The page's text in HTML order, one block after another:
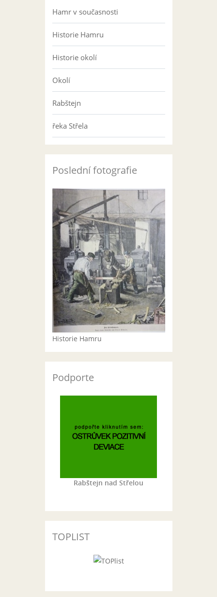
Hamr v současnosti
Historie Hamru
Historie okolí
Okolí
Rabštejn
řeka Střela
Poslední fotografie
Historie Hamru
Podporte
Rabštejn nad Střelou
TOPLIST